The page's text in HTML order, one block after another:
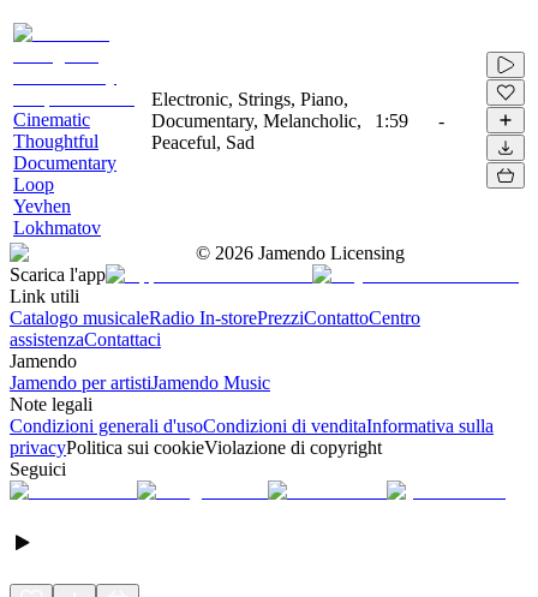
Cinematic
Thoughtful
Documentary
Loop
Yevhen
Lokhmatov
Electronic, Strings, Piano,
Documentary, Melancholic,
Peaceful, Sad
1:59 -
© 2026 Jamendo Licensing
Scarica l'app
Link utili
Catalogo musicaleRadio In-storePrezziContattoCentro
assistenzaContattaci
Jamendo
Jamendo per artistiJamendo Music
Note legali
Condizioni generali d'usoCondizioni di venditaInformativa sulla
privacyPolitica sui cookieViolazione di copyright
Seguici